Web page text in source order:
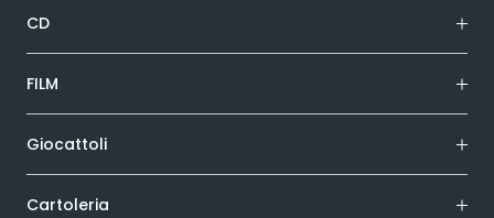
CD
FILM
Giocattoli
Cartoleria